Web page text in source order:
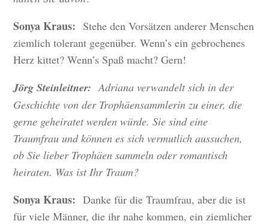
Sonya Kraus: Stehe den Vorsätzen anderer Menschen
ziemlich tolerant gegenüber. Wenn’s ein gebrochenes
Herz kittet? Wenn’s Spaß macht? Gern!
Jörg Steinleitner:Adriana verwandelt sich in der
Geschichte von der Trophäensammlerin zu einer, die
gerne geheiratet werden würde. Sie sind eine
Traumfrau und können es sich vermutlich aussuchen,
ob Sie lieber Trophäen sammeln oder romantisch
heiraten. Was ist Ihr Traum?
Sonya Kraus:Danke für die Traumfrau, aber die ist
für viele Männer, die ihr nahe kommen, ein ziemlicher